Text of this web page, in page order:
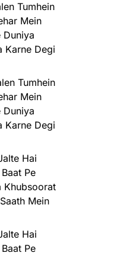
Tumhein
Mein
Duniya
Karne Degi
Tumhein
Mein
Duniya
Karne Degi
Hai
Pe
Khubsoorat
Mein
Hai
Pe